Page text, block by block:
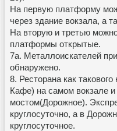
На первую платформу
через здание вокзала, а
На вторую и третью
платформы открытые.
7а. Металлоискателей
обнаружено.
8. Ресторана как
Кафе) на самом вокзале
мостом(Дорожное).
круглосуточно, а в
круглосуточное.